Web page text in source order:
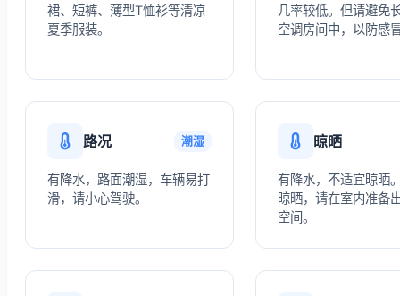
裙、短裤、薄型T恤衫等清凉
夏季服装。
几率较低。但请避免
空调房间中，以防感
路况 潮湿
有降水，路面潮湿，车辆易打
滑，请小心驾驶。
晾晒
有降水，不适宜晾晒
晾晒，请在室内准备
空间。